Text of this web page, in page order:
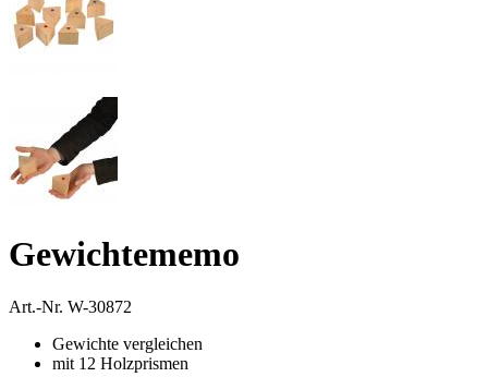
Gewichtememo
Art.-Nr. W-30872
Gewichte vergleichen
mit 12 Holzprismen